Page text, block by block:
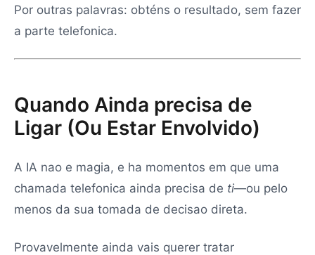
Por outras palavras: obténs o resultado, sem fazer
a parte telefonica.
Quando Ainda precisa de
Ligar (Ou Estar Envolvido)
A IA nao e magia, e ha momentos em que uma
chamada telefonica ainda precisa de ti—ou pelo
menos da sua tomada de decisao direta.
Provavelmente ainda vais querer tratar